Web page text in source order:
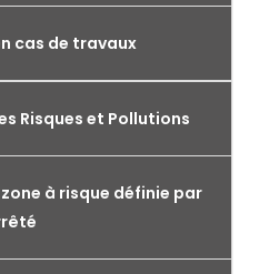
cas de travaux
Risques et Pollutions
à risque définie par